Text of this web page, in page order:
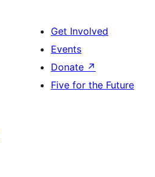
Get Involved
Events
Donate ↗
Five for the Future